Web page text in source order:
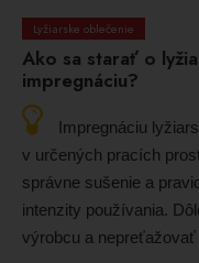
Lyžiarske oblečenie
Ako sa starať o
impregnáciu?
Impregnáciu
v určených pracích
správne sušenie a
intenzity používania.
výrobcu a